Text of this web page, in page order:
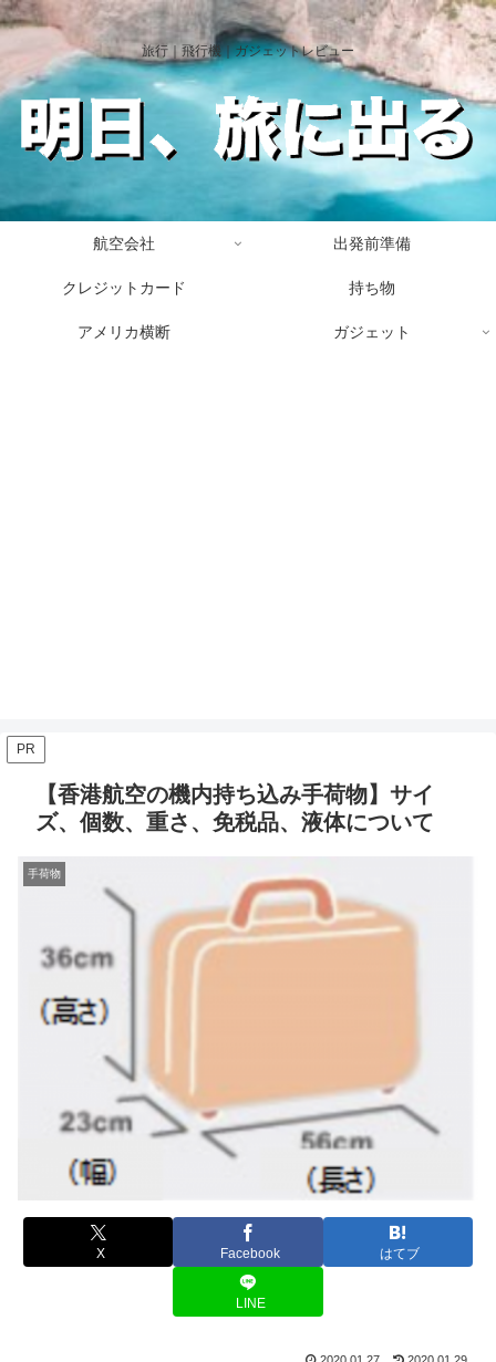
旅行｜飛行機｜ガジェットレビュー
航空会社 出発前準備
クレジットカード 持ち物
アメリカ横断 ガジェット
PR
【香港航空の機内持ち込み手荷物】サイ
ズ、個数、重さ、免税品、液体について
手荷物
X Facebook はてブ
LINE
2020.01.27 2020.01.29